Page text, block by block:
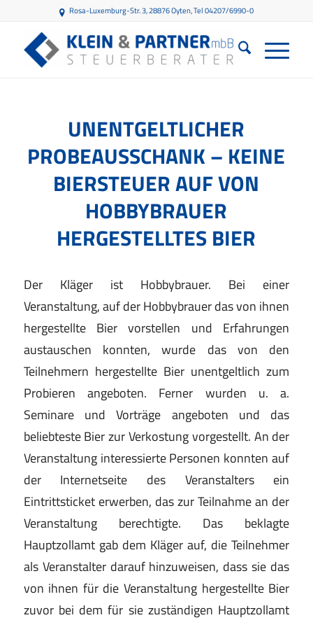
Rosa-Luxemburg-Str. 3, 28876 Oyten, Tel 04207/6990-0
UNENTGELTLICHER
PROBEAUSSCHANK – KEINE
BIERSTEUER AUF VON
HOBBYBRAUER
HERGESTELLTES BIER
Der Kläger ist Hobbybrauer. Bei einer
Veranstaltung, auf der Hobbybrauer das von ihnen
hergestellte Bier vorstellen und Erfahrungen
austauschen konnten, wurde das von den
Teilnehmern hergestellte Bier unentgeltlich zum
Probieren angeboten. Ferner wurden u. a.
Seminare und Vorträge angeboten und das
beliebteste Bier zur Verkostung vorgestellt. An der
Veranstaltung interessierte Personen konnten auf
der Internetseite des Veranstalters ein
Eintrittsticket erwerben, das zur Teilnahme an der
Veranstaltung berechtigte. Das beklagte
Hauptzollamt gab dem Kläger auf, die Teilnehmer
als Veranstalter darauf hinzuweisen, dass sie das
von ihnen für die Veranstaltung hergestellte Bier
zuvor bei dem für sie zuständigen Hauptzollamt